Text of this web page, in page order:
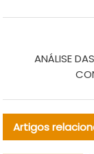
ANÁLISE
Artigos